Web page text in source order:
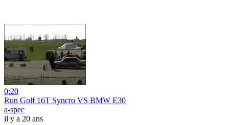
0:20
Run Golf 16T Syncro VS BMW E30
a-spec
il y a 20 ans